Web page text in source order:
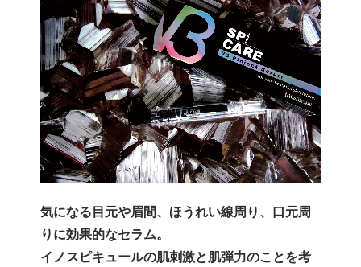
気になる目元や眉間、ほうれい線周り、口元周
りに効果的なセラム。
イノスピキュールの肌刺激と肌弾力のことを考